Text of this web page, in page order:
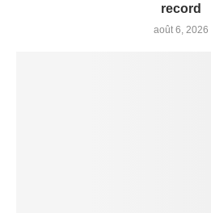
record
août 6, 2026